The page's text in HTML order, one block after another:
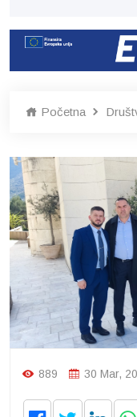
Početna
889 30 Mar,